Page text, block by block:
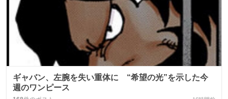
ギャバン、左腕を失い重体に “希望の光”を示した今
週のワンピース